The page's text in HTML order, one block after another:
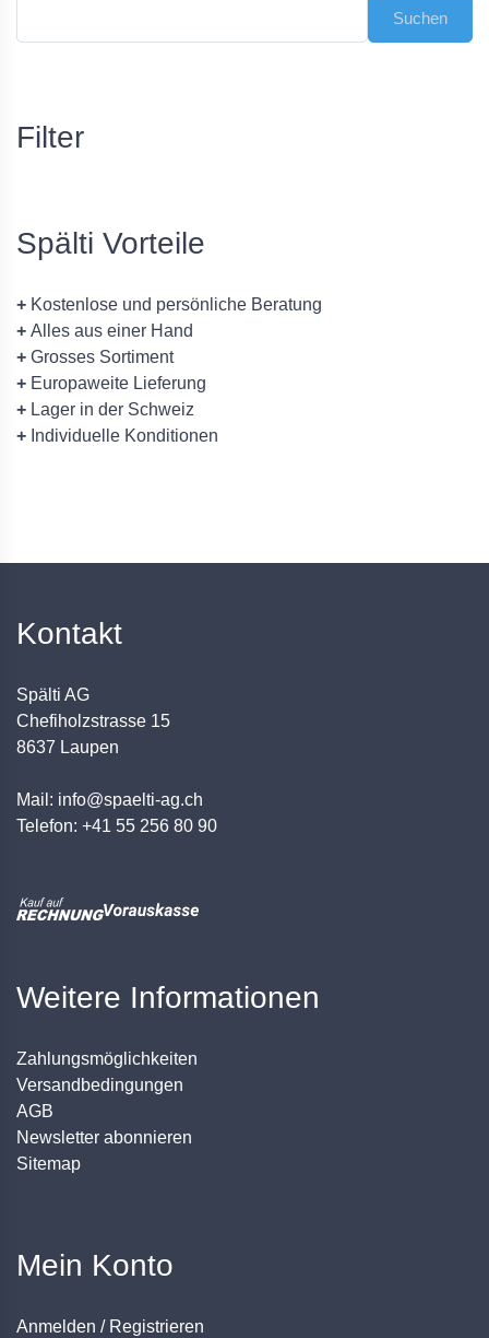
Filter
Spälti Vorteile
+ Kostenlose und persönliche Beratung
+ Alles aus einer Hand
+ Grosses Sortiment
+ Europaweite Lieferung
+ Lager in der Schweiz
+ Individuelle Konditionen
Kontakt
Spälti AG
Chefiholzstrasse 15
8637 Laupen
Mail: info@spaelti-ag.ch
Telefon: +41 55 256 80 90
Weitere Informationen
Zahlungsmöglichkeiten
Versandbedingungen
AGB
Newsletter abonnieren
Sitemap
Mein Konto
Anmelden / Registrieren